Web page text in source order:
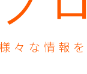
々な 情報